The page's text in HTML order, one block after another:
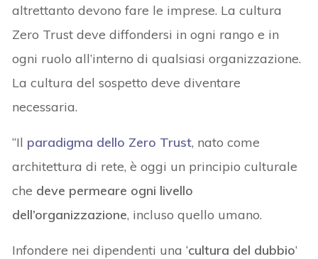
altrettanto devono fare le imprese. La cultura
Zero Trust deve diffondersi in ogni rango e in
ogni ruolo all’interno di qualsiasi organizzazione.
La cultura del sospetto deve diventare
necessaria.
“Il paradigma dello Zero Trust, nato come
architettura di rete, è oggi un principio culturale
che deve permeare ogni livello
dell’organizzazione, incluso quello umano.
Infondere nei dipendenti una ‘cultura del dubbio’